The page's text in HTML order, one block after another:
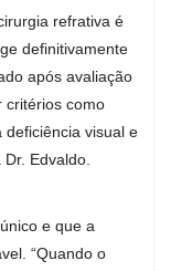
refrativa é
definitivamente
após avaliação
critérios como
deficiência visual e
Edvaldo.
e que a
“Quando o